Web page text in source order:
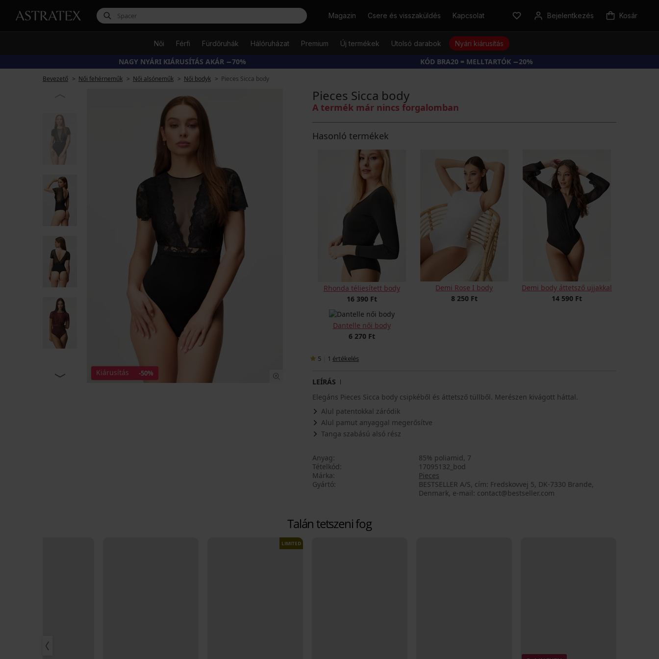
KeresésMagazin Csere és visszaküldés Kapcsolat Bejelentkezés Kosár
Női Férfi Fürdőruhák Hálóruházat Premium Új termékek Utolsó darabok Nyári kiárusítás
NAGY NYÁRI KIÁRUSÍTÁS AKÁR −70% KÓD BRA20 = MELLTARTÓK −20%
Bevezető Női fehérneműk Női alsóneműk Női bodyk Pieces Sicca body
Kiárusítás -50%
Pieces Sicca body
A termék már nincs forgalomban
Hasonló termékek
Rhonda téliesített body
16 390 Ft
Demi Rose I body
8 250 Ft
Demi body áttetsző ujjakkal
14 590 Ft
Dantelle női body
6 270 Ft
5 1 értékelés
LEÍRÁS
Elegáns Pieces Sicca body csipkéből és áttetsző tüllből. Merészen kivágott háttal.
Alul patentokkal záródik
Alul pamut anyaggal megerősítve
Tanga szabású alsó rész
Anyag
85% poliamid, 7
Tételkód
17095132_bod
Márka
Pieces
Gyártó
BESTSELLER A/S, cím: Fredskovvej 5, DK-7330 Brande,
Denmark, e-mail: contact@bestseller.com
Talán tetszeni fog
LIMITED